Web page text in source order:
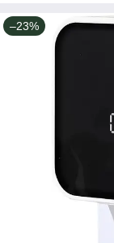
–23%